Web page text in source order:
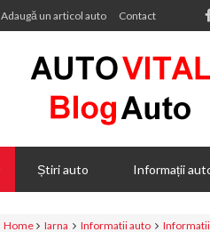
Adaugă un articol auto Contact
Știri auto Informații
Home Iarna Informatii auto Informatii